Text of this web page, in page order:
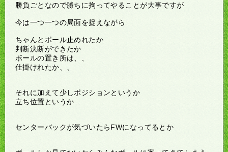
勝負ごとなので勝ちに拘ってやることが大事ですが
今は一つ一つの局面を捉えながら
ちゃんとボール止めれたか
判断決断ができたか
ボールの置き所は、、
仕掛けれたか、、
それに加えて少しポジションというか
立ち位置というか
センターバックが気づいたらFWになってるとか